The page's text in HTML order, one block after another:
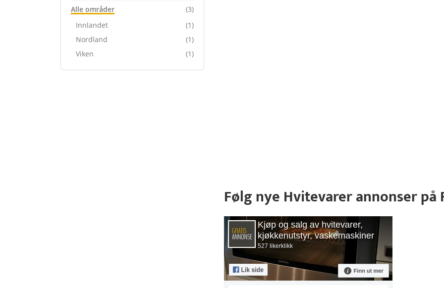
Alle områder
(3)
Innlandet
(1)
Nordland
(1)
Viken
(1)
Følg nye Hvitevarer annonser på
Kjøp og salg av hvitevarer,
kjøkkenutstyr, vaskemaskiner
527 likerklikk